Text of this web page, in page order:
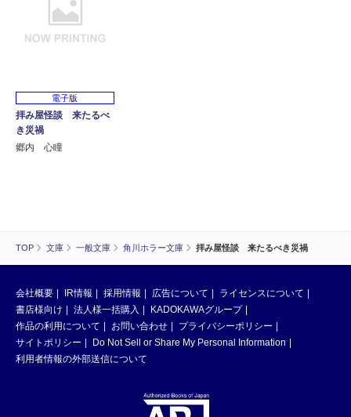
TOP 文庫 一般文庫 角川ホラー文庫 拝み屋怪談 来たるべき災禍
電子版
拝み屋怪談 来たるべ
き災禍
郷内 心瞳
会社概要 IR情報 採用情報 広告について
ライセンスについて
書店様向け
法人様一括購入
KADOKAWAグループ
作品の利用について
お問い合わせ
プライバシーポリシー
サイトポリシー
Do Not Sell or Share My Personal Information
利用者情報の外部送信について